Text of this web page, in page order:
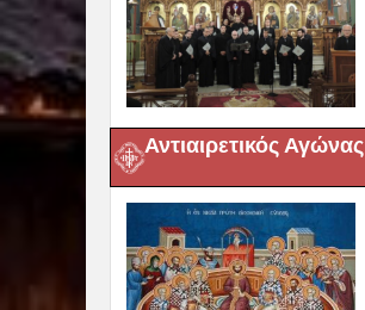
Αντιαιρετικός Αγώνας